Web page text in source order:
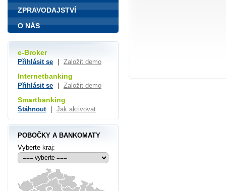
ZPRAVODAJSTVÍ
O NÁS
e-Broker
Přihlásit se Založit demo
Internetbanking
Přihlásit se Založit demo
Smartbanking
Stáhnout Jak aktivovat
POBOČKY A BANKOMATY
Vyberte kraj: